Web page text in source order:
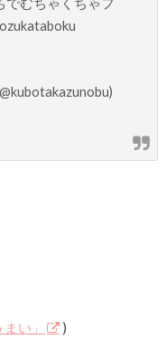
でむちゃくちゃフ
い」
)